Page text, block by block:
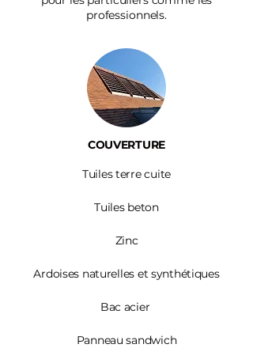
professionnels.
COUVERTURE
Tuiles terre cuite
Tuiles beton
Zinc​
Ardoises naturelles et synthétiques
Bac acier
Panneau sandwich